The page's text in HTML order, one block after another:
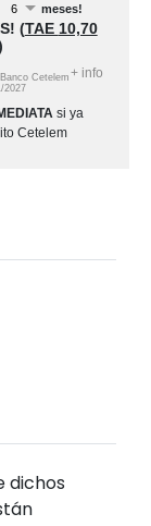
meses!
(TAE 10,70
Cetelem
2027
+ info
si ya
Cetelem
dichos